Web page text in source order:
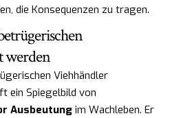
die Konsequenzen zu tragen.
werden
Viehhändler
ein Spiegelbild von
Ausbeutung im Wachleben. Er